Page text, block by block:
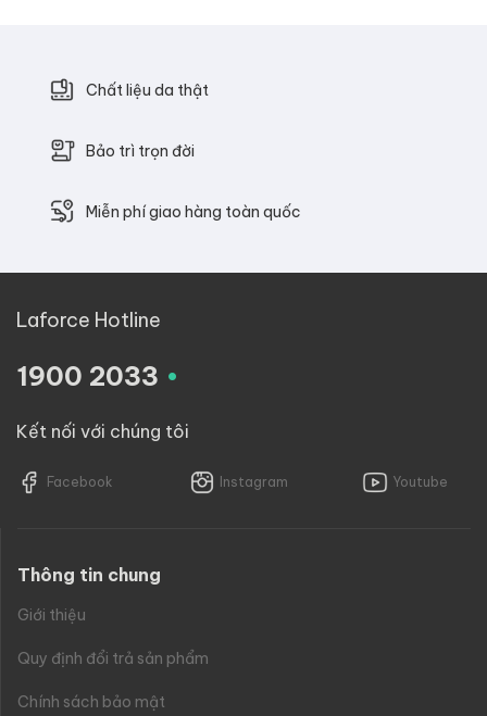
Chất liệu da thật
Bảo trì trọn đời
Miễn phí giao hàng toàn quốc
Laforce Hotline
1900 2033 .
Kết nối với chúng tôi
Facebook Instagram Youtube
Thông tin chung
Giới thiệu
Quy định đổi trả sản phẩm
Chính sách bảo mật